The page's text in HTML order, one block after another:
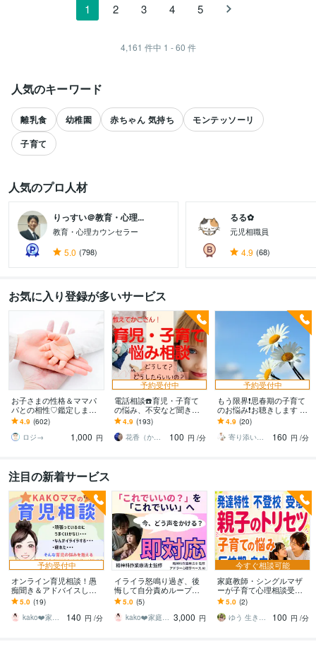
1 2 3 4 5
4,161 件中 1 - 60 件
人気のキーワード
離乳食 幼稚園 赤ちゃん 気持ち
モンテッソーリ
子育て
人気のプロ人材
りっすい＠教育・心理...
教育・心理カウンセラー
5.0 (798)
るる‪✿
元児相職員
4.9 (68)
お気に入り登録が多いサービス
お子さまの性格＆ママパ
パとの相性♡鑑定します
子育って大変！でも、マ
マ◎パパ◎に知っておい
てほしいこと☆彡
4.9 (602)
ロジ→
1,000 円
予約受付中
電話相談☎️育児・子育て
の悩み、不安など聞きま
す ✅勉強/習い事/しつけ/
健康/発達/ママ友/解決に導
きます！
4.9 (193)
花香（かこ）
100 円 /分
予約受付中
もう限界❗️思春期の子育て
のお悩み❗️お聴きします 中
学校教師が思春期の子育
てのお悩みを聴きます❗️
4.9 (20)
寄り添い教師カウンセラー Qooちー
160 円 /分
注目の新着サービス
予約受付中
オンライン育児相談！愚
痴聞き＆アドバイスしま
す 子育ての悩み何でもOK
☆学業/虐待/発達/携帯/習
い事/受験
5.0 (19)
kako❤️家庭作業療法士☆ママに笑顔を
140 円 /分
イライラ怒鳴り過ぎ、後
悔して自分責めループ止
めます 育児で迷った瞬間
★親子で育つ納得の関わ
り見つけます。
5.0 (5)
kako❤️家庭作業療法士☆ママに笑顔を 3,000 円
今すぐ相談可能
家庭教師・シングルマザ
ーが子育て心理相談受け
ます 不妊産後|病気|発達特
性才能|不登校PTA|反抗期|
進学自立
5.0 (2)
ゆう 生きづらさをひも解き解放します
100 円 /分